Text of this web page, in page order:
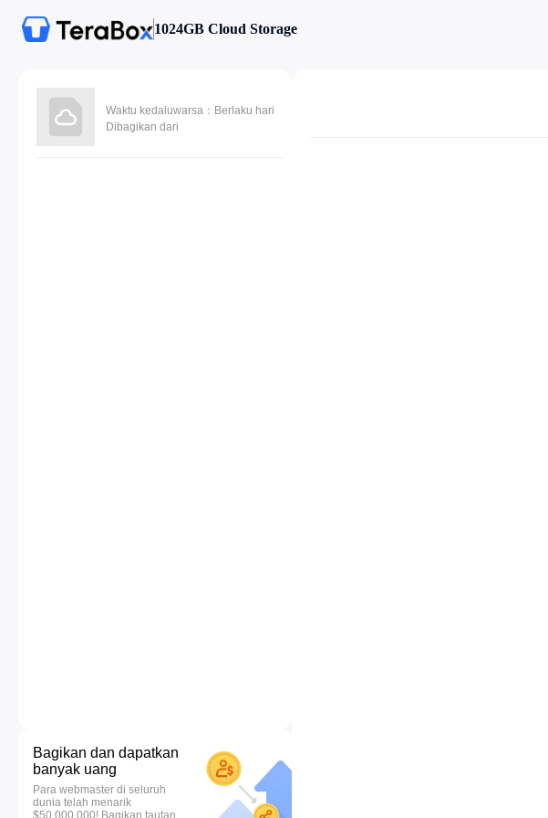
1024GB Cloud Storage
Waktu kedaluwarsa：Berlaku hari
Dibagikan dari
Bagikan dan dapatkan
banyak uang
Para webmaster di seluruh
dunia telah menarik
$50.000.000! Bagikan tautan